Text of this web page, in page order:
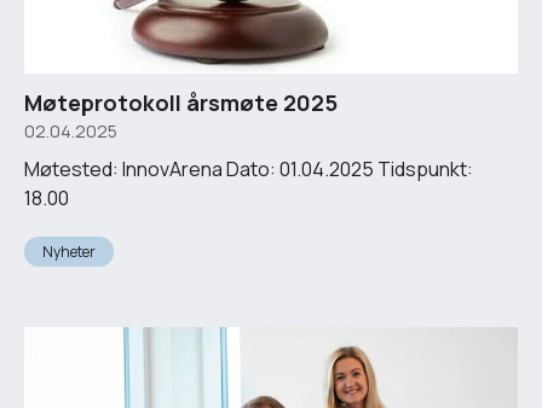
Møteprotokoll årsmøte 2025
02.04.2025
Møtested: InnovArena Dato: 01.04.2025 Tidspunkt:
18.00
Nyheter